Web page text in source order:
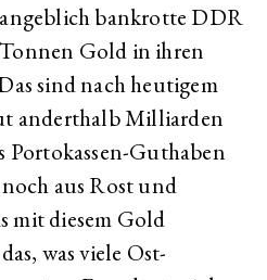
angeblich bankrotte DDR
Gold in ihren
sind nach heutigem
anderthalb Milliarden
Portokassen-Guthaben
aus Rost und
mit diesem Gold
was viele Ost-